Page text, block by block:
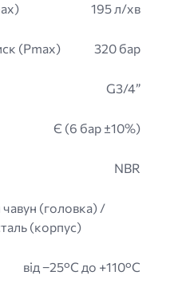
195 л/хв
(Pmax) 320 бар
G3/4”
Є (6 бар ±10%)
NBR
(головка) /
(корпус)
від −25°C до +110°C